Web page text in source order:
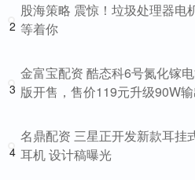
2
股海策略 震惊！垃圾处理器电
等着你
3
金富宝配资 酷态科6号氮化镓
版开售，售价119元升级90W
4
名鼎配资 三星正开发新款耳挂
耳机 设计稿曝光